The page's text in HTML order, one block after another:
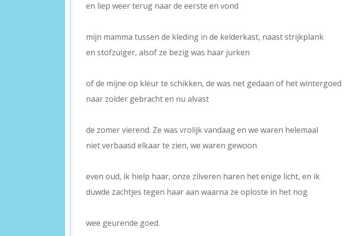
en liep weer terug naar de eerste en vond
mijn mamma tussen de kleding in de kelderkast, naast strijkplank
en stofzuiger, alsof ze bezig was haar jurken
of de mijne op kleur te schikken, de was net gedaan of het wintergoed
naar zolder gebracht en nu alvast
de zomer vierend. Ze was vrolijk vandaag en we waren helemaal
niet verbaasd elkaar te zien, we waren gewoon
even oud, ik hielp haar, onze zilveren haren het enige licht, en ik
duwde zachtjes tegen haar aan waarna ze oploste in het nog
wee geurende goed.